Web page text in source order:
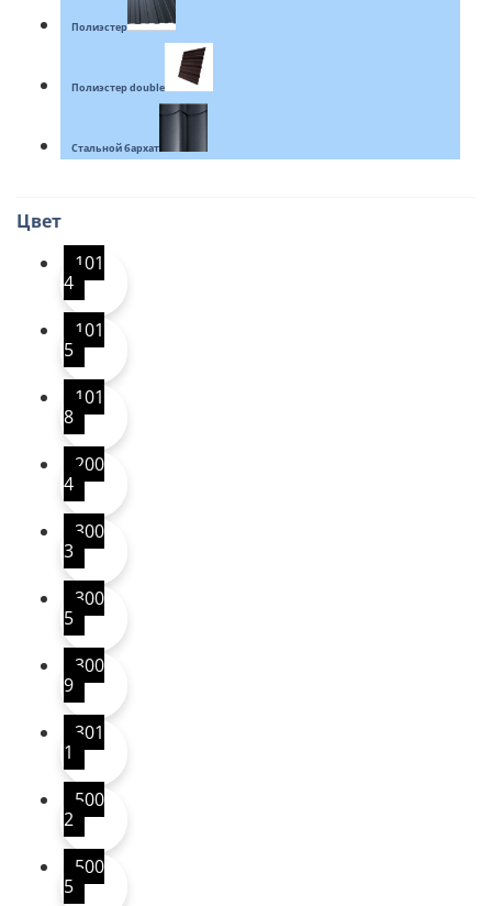
Полиэстер
Полиэстер double
Стальной бархат
Цвет
101
4
101
5
101
8
200
4
300
3
300
5
300
9
301
1
500
2
500
5